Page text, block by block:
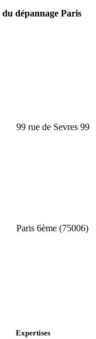
du dépannage Paris
99 rue de Sevres 99
Paris 6ème (75006)
Expertises